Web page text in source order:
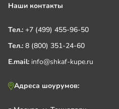
Наши контакты
Тел.: +7 (499) 455-96-50
Тел.: 8 (800) 351-24-60
E.mail: info@shkaf-kupe.ru
Адреса шоурумов: